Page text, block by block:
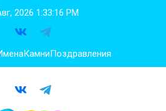
2026 1:33:17 PM
КамниПоздравления